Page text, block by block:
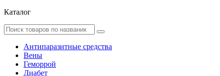
Каталог
Антипаразитные средства
Вены
Геморрой
Диабет